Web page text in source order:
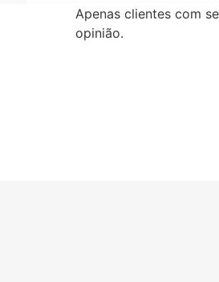
Apenas clientes com
opinião.